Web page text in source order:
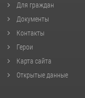
Для граждан
Документы
Контакты
Герои
Карта сайта
Открытые данные